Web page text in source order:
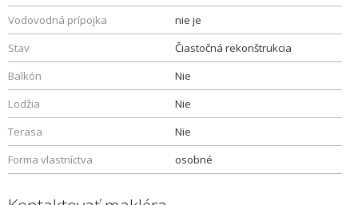
Vodovodná prípojka
nie je
Stav
Čiastočná rekonštrukcia
Balkón
Nie
Lodžia
Nie
Terasa
Nie
Forma vlastníctva
osobné